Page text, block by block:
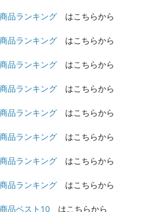
品ランキング はこちらから
品ランキング はこちらから
品ランキング はこちらから
品ランキング はこちらから
品ランキング はこちらから
品ランキング はこちらから
品ランキング はこちらから
品ランキング はこちらから
品ベスト10 はこちらから